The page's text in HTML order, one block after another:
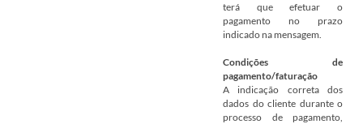
terá que efetuar o
pagamento no prazo
indicado na mensagem.
Condições de
pagamento/faturação
A indicação correta dos
dados do cliente durante o
processo de pagamento,